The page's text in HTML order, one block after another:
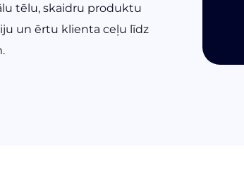
tēlu, skaidru produktu
un ērtu klienta ceļu līdz